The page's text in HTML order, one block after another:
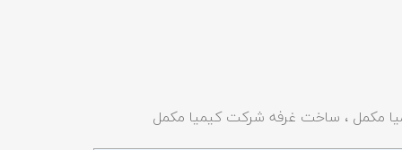
مکمل ، ساخت غرفه شرکت کیمیا مکمل